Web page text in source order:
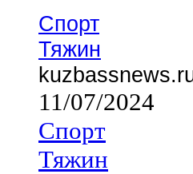
Спорт
Тяжин
11/07/2024
Спорт
Тяжин